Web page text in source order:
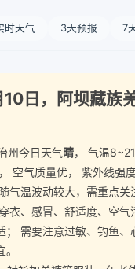
时天气 3天预报 7
日，阿坝藏族
州今日天气晴， 气温
空气质量优， 紫外线强
气温波动较大，需重点关
衣、感冒、舒适度、空气
； 需要注意过敏、钓鱼、